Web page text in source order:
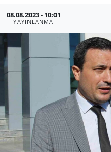
08.08.2023 - 10:01
YAYINLANMA
GENEL
GÜNDEM
HABERDE İNSAN
KÜLTÜR SANAT
MAGAZİN
Haber Arşivi